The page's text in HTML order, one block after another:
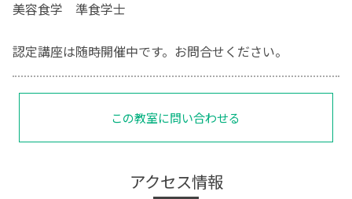
美容食学 準食学士
認定講座は随時開催中です。お問合せください。
この教室に問い合わせる
アクセス情報